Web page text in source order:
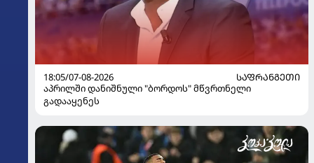
18:05/07-08-2026
ᲡᲐᲤᲠᲐᲜᲒᲔᲗᲘ
აპრილში დანიშნული "ბორდოს" მწვრთნელი
გადააყენეს